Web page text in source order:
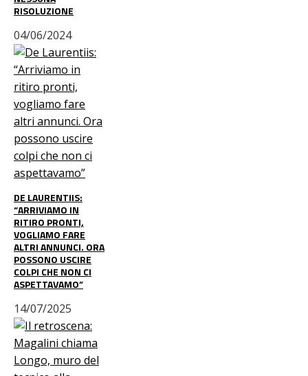
RISOLUZIONE
04/06/2024
DE LAURENTIIS:
“ARRIVIAMO IN
RITIRO PRONTI,
VOGLIAMO FARE
ALTRI ANNUNCI. ORA
POSSONO USCIRE
COLPI CHE NON CI
ASPETTAVAMO”
14/07/2025